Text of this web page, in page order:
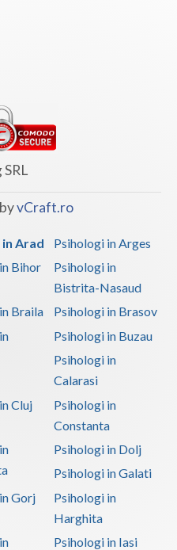
byvCraft.ro
Arad
Psihologi in Arges
Bihor
Psihologi in
Bistrita-Nasaud
Braila
Psihologi in Brasov
Psihologi in Buzau
Psihologi in
Calarasi
Cluj
Psihologi in
Constanta
Psihologi in Dolj
Psihologi in Galati
Gorj
Psihologi in
Harghita
Psihologi in Iasi